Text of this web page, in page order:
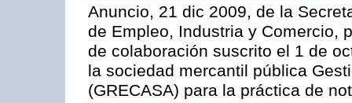
Anuncio, 21 dic 2009, de la
de Empleo, Industria y Comercio,
de colaboración suscrito el 1 de
la sociedad mercantil pública
(GRECASA) para la práctica de